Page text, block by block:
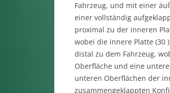
Fahrzeug, und mit einer
einer vollständig
proximal zu der inneren
wobei die innere Platte (30
distal zu dem Fahrzeug,
Oberfläche und eine
unteren Oberflächen der
zusammengeklappten